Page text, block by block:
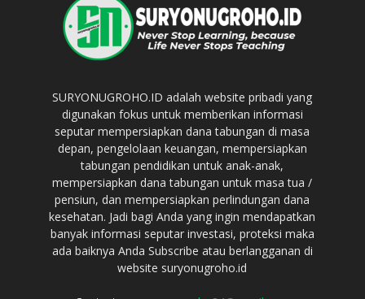
SURYONUGROHO.ID adalah website pribadi yang
digunakan fokus untuk memberikan informasi
seputar mempersiapkan dana tabungan di masa
depan, pengelolaan keuangan, mempersiapkan
tabungan pendidikan untuk anak-anak,
mempersiapkan dana tabungan untuk masa tua /
pensiun, dan mempersiapkan perlindungan dana
kesehatan. Jadi bagi Anda yang ingin mendapatkan
banyak informasi seputar investasi, proteksi maka
ada baiknya Anda Subscribe atau berlangganan di
website suryonugroho.id